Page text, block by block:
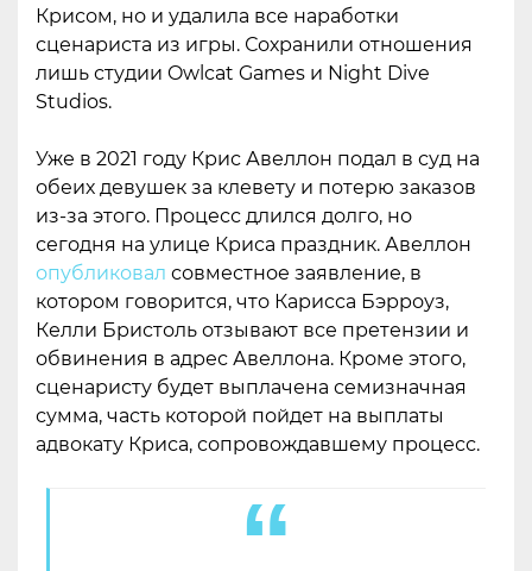
Крисом, но и удалила все наработки
сценариста из игры. Сохранили отношения
лишь студии Owlcat Games и Night Dive
Studios.
Уже в 2021 году Крис Авеллон подал в суд на
обеих девушек за клевету и потерю заказов
из-за этого. Процесс длился долго, но
сегодня на улице Криса праздник. Авеллон
опубликовал совместное заявление, в
котором говорится, что Карисса Бэрроуз,
Келли Бристоль отзывают все претензии и
обвинения в адрес Авеллона. Кроме этого,
сценаристу будет выплачена семизначная
сумма, часть которой пойдет на выплаты
адвокату Криса, сопровождавшему процесс.